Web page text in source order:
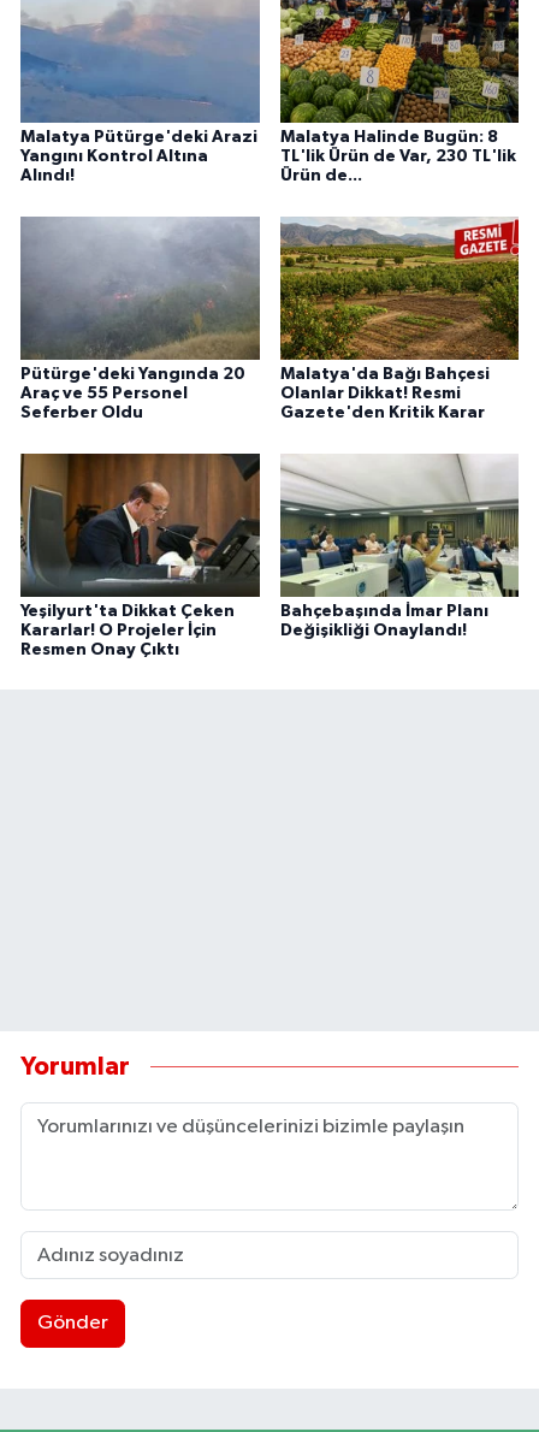
Malatya Pütürge'deki Arazi
Yangını Kontrol Altına
Alındı!
Malatya Halinde Bugün: 8
TL'lik Ürün de Var, 230 TL'lik
Ürün de...
Pütürge'deki Yangında 20
Araç ve 55 Personel
Seferber Oldu
Malatya'da Bağı Bahçesi
Olanlar Dikkat! Resmi
Gazete'den Kritik Karar
Yeşilyurt'ta Dikkat Çeken
Kararlar! O Projeler İçin
Resmen Onay Çıktı
Bahçebaşında İmar Planı
Değişikliği Onaylandı!
Yorumlar
Gönder